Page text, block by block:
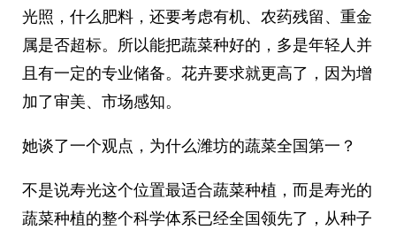
光照，什么肥料，还要考虑有机、农药残留、重金
属是否超标。所以能把蔬菜种好的，多是年轻人并
且有一定的专业储备。花卉要求就更高了，因为增
加了审美、市场感知。
她谈了一个观点，为什么潍坊的蔬菜全国第一？
不是说寿光这个位置最适合蔬菜种植，而是寿光的
蔬菜种植的整个科学体系已经全国领先了，从种子